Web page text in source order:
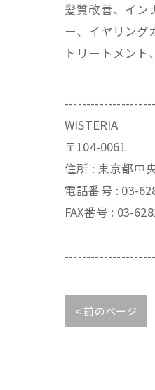
髪質改善、イン
ー、イヤリング
トリートメン
WISTERIA
〒104-0061
住所 : 東京都中
電話番号 : 03-
FAX番号 : 03-
< 前のページ